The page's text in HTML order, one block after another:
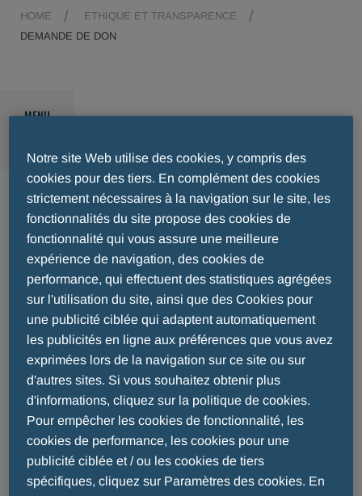
HOME
ETHIQUE ET TRANSPARENCE
DEMANDE DE DON
MENU
Demande de
don
Menarini soutient les associations au travers de
dons. Vous êtes une association ou tout autre
entité et vous souhaitez solliciter Menarini pour
un don sur un ou plusieurs de vos projets,
n’hésitez pas à nous faire parvenir vos demandes
à l’adresse suivante :
compliance.france@menarini.fr
Pour rappel, le don est un soutien financier
apporté sans contrepartie directe de la part du
Notre site Web utilise des cookies, y compris des
cookies pour des tiers. En complément des cookies
strictement nécessaires à la navigation sur le site, les
fonctionnalités du site propose des cookies de
fonctionnalité qui vous assure une meilleure
expérience de navigation, des cookies de
performance, qui effectuent des statistiques agrégées
sur l'utilisation du site, ainsi que des Cookies pour
une publicité ciblée qui adaptent automatiquement
les publicités en ligne aux préférences que vous avez
exprimées lors de la navigation sur ce site ou sur
d'autres sites. Si vous souhaitez obtenir plus
d'informations, cliquez sur la politique de cookies.
Pour empêcher les cookies de fonctionnalité, les
cookies de performance, les cookies pour une
publicité ciblée et / ou les cookies de tiers
spécifiques, cliquez sur Paramètres des cookies. En